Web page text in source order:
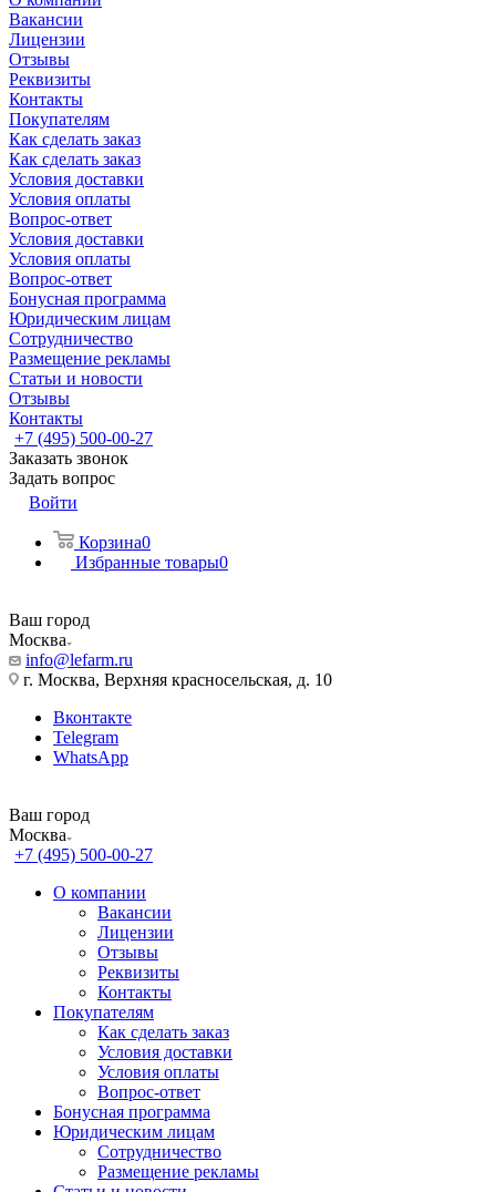
Вакансии
Лицензии
Отзывы
Реквизиты
Контакты
Покупателям
Как сделать заказ
Как сделать заказ
Условия доставки
Условия оплаты
Вопрос-ответ
Условия доставки
Условия оплаты
Вопрос-ответ
Бонусная программа
Юридическим лицам
Сотрудничество
Размещение рекламы
Статьи и новости
Отзывы
Контакты
+7 (495) 500-00-27
Заказать звонок
Задать вопрос
Войти
Корзина0
Избранные товары0
Ваш город
Москва
info@lefarm.ru
г. Москва, Верхняя красносельская, д. 10
Вконтакте
Telegram
WhatsApp
Ваш город
Москва
+7 (495) 500-00-27
О компании
Вакансии
Лицензии
Отзывы
Реквизиты
Контакты
Покупателям
Как сделать заказ
Условия доставки
Условия оплаты
Вопрос-ответ
Бонусная программа
Юридическим лицам
Сотрудничество
Размещение рекламы